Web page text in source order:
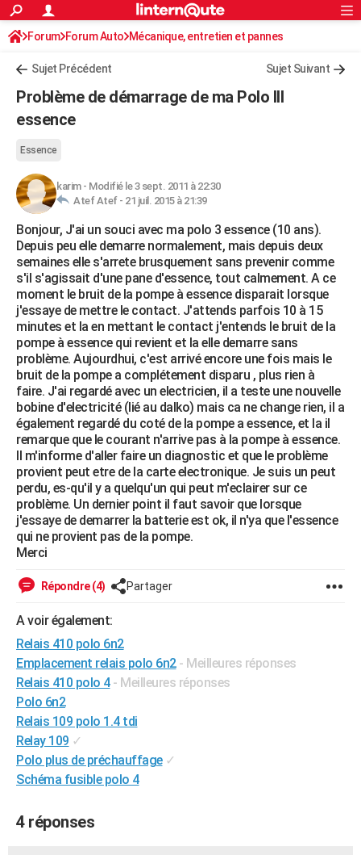
ACTUALITÉS
Politique
Société
Faits Divers
Education
Monde
Villes
+
FINANCE
Retraite
Impôts
Epargne
Immobilier
Risques naturels par ville
Banque
Assurance
Crédit
AUTO
Essais
Réserver un essai
Citadines
Berlines
SUV
Forum auto
HIGH-TECH
Mobiles
Meilleur smartphone
Internet
Ordinateurs
Jeux vidéo
Guide high-tech
BRICOLAGE
Forum
Aménagement intérieur
Extérieur
Cuisine
Salle de bains
Jardinage
Rangement
WEEK-END
Guides de France
Escapades
Patrimoine
Expositions
Musées
Week-end nature
+LIFESTYLE
Art de vivre
Bien-être
Loisirs
Mode
Modes de vie
SANTE
Alimentation
Guide de la santé
Maladies
Médicaments
Sommeil
VOYAGE
Destinations
City break
Voyage nature
Voyage de noces
Forum
Climat
+PHOTO
GUIDES D'ACHAT
BONS PLANS
CARTE DE VOEUX
Carte de Noël
Carte Bonne année
Carte Saint-Valentin
Carte Pâques
Carte d'anniversaire
DICTIONNAIRE
Dictionnaire
Biographies
Citations
Expressions
Proverbes
PROGRAMME TV
COPAINS D'AVANT
FORUM
Bricolage
Lifestyle
Culture
Sport
Auto
Television
Voyage
Cinema
Rechercher
S'inscrire
Connexion
Forum Forum Auto Mécanique, entretien et pannes
Sujet Précédent Sujet Suivant
Problème de démarrage de ma Polo III
essence
Essence
karim- Modifié le 3 sept. 2011 à 22:30
Atef Atef - 21 juil. 2015 à 21:39
Bonjour, J'ai un souci avec ma polo 3 essence (10 ans).
Depuis peu elle demarre normalement, mais depuis deux
semaines elle s'arrete brusquement sans prevenir comme
s'il s'agissait d'une pane d'essence, tout calmement. A ce
moment le bruit de la pompe à essence disparait lorsque
j'essaye de mettre le contact. J'attends parfois 10 à 15
minutes et la en mettant le contact j'entends le bruit de la
pompe à essence qui revient et la elle demarre sans
problème. Aujourdhui, c'est arrivé encore une fois mais le
bruit de la pompe a complétement disparu , plus rien à
faire. J'ai regardé avec un electricien, il a teste une nouvelle
bobine d'electricité (lié au dalko) mais ca ne change rien, il a
également regardé du coté de la pompe a essence, et la il
remarque que le courant n'arrive pas à la pompe à essence.
Il m'informe d'aller faire un diagnostic et que le problème
provient peut etre de la carte electronique. Je suis un peut
perdu, es-qu'il y a quelqu'un qui peut m'eclairer sur ce
problème. Un dernier point il faut savoir que lorsque
j'essaye de demarrer la batterie est ok, il n'ya que l'essence
qui ne provient pas de la pompe.
Merci
Répondre (4) Partager
A voir également:
Relais 410 polo 6n2
Emplacement relais polo 6n2 - Meilleures réponses
Relais 410 polo 4 - Meilleures réponses
Polo 6n2
Relais 109 polo 1.4 tdi
Relay 109 ✓
Polo plus de préchauffage ✓
Schéma fusible polo 4
4 réponses